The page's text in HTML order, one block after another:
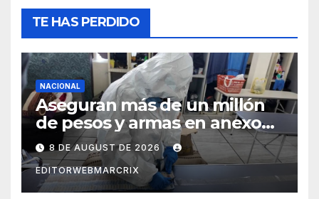
TE HAS PERDIDO
NACIONAL
Aseguran más de un millón
de pesos y armas en anexo
de Guadalajara
8 DE AUGUST DE 2026
EDITORWEBMARCRIX